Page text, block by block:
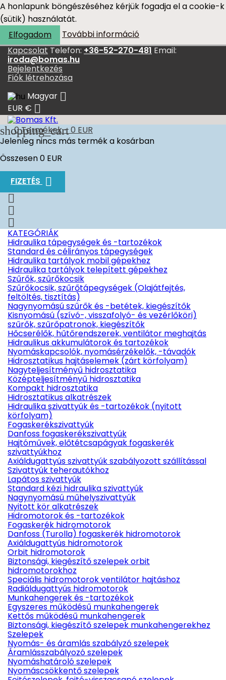
A honlapunk böngészéséhez kérjük fogadja el a cookie-k
(sütik) használatát.
Elfogadom
További információ
Kapcsolat Telefon: +36-52-270-481 Email:
iroda@bomas.hu
Bejelentkezés
Fiók létrehozása
Magyar 
EUR € 
shopping_cart
0Termékek - 0 EUR
Jelenleg nincs más termék a kosárban
Összesen0 EUR
FIZETÉS 



KATEGÓRIÁK
Hidraulika tápegységek és -tartozékok
Standard és célirányos tápegységek
Hidraulika tartályok mobil gépekhez
Hidraulika tartályok telepített gépekhez
Szűrők, szűrőkocsik
Szűrőkocsik, szűrőtápegységek (Olajátfejtés,
feltöltés, tisztítás)
Nagynyomású szűrők és -betétek, kiegészítők
Kisnyomású (szívó-, visszafolyó- és vezérlőköri)
szűrők, szűrőpatronok, kiegészítők
Hőcserélők, hűtőrendszerek, ventilátor meghajtás
Hidraulikus akkumulátorok és tartozékok
Nyomáskapcsolók, nyomásérzékelők, -távadók
Hidrosztatikus hajtáselemek (zárt körfolyam)
Nagyteljesítményű hidrosztatika
Középteljesítményű hidrosztatika
Kompakt hidrosztatika
Hidrosztatikus alkatrészek
Hidraulika szivattyúk és -tartozékok (nyitott
körfolyam)
Fogaskerékszivattyúk
Danfoss fogaskerékszivattyúk
Hajtóművek, előtétcsapágyak fogaskerék
szivattyúkhoz
Axiáldugattyús szivattyúk szabályozott szállítással
Szivattyúk teherautókhoz
Lapátos szivattyúk
Standard kézi hidraulika szivattyúk
Nagynyomású műhelyszivattyúk
Nyitott kör alkatrészek
Hidromotorok és -tartozékok
Fogaskerék hidromotorok
Danfoss (Turolla) fogaskerék hidromotorok
Axiáldugattyús hidromotorok
Orbit hidromotorok
Biztonsági, kiegészítő szelepek orbit
hidromotorokhoz
Speciális hidromotorok ventilátor hajtáshoz
Radiáldugattyús hidromotorok
Munkahengerek és -tartozékok
Egyszeres működésű munkahengerek
Kettős működésű munkahengerek
Biztonsági, kiegészítő szelepek munkahengerekhez
Szelepek
Nyomás- és áramlás szabályzó szelepek
Áramlásszabályozó szelepek
Nyomáshatároló szelepek
Nyomáscsökkentő szelepek